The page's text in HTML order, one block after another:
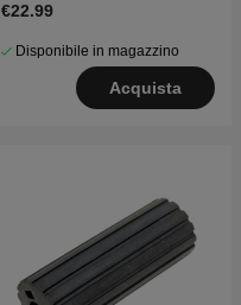
€22.99
Disponibile in magazzino
Acquista